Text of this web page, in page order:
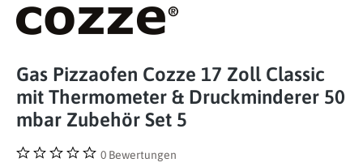
Gas Pizzaofen Cozze 17 Zoll Classic
mit Thermometer & Druckminderer 50
mbar Zubehör Set 5
0 Bewertungen